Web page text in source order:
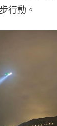
行動。